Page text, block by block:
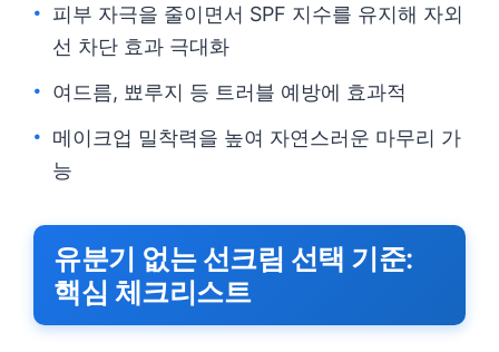
피부 자극을 줄이면서 SPF 지수를 유지해 자외
선 차단 효과 극대화
여드름, 뾰루지 등 트러블 예방에 효과적
메이크업 밀착력을 높여 자연스러운 마무리 가
능
유분기 없는 선크림 선택 기준:
핵심 체크리스트